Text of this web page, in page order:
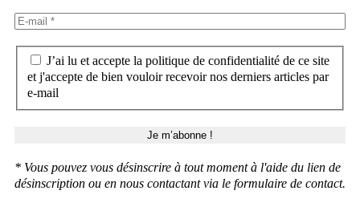
J’ai lu et accepte la politique de confidentialité de ce site
et j'accepte de bien vouloir recevoir nos derniers articles par
e-mail
* Vous pouvez vous désinscrire à tout moment à l'aide du lien de
désinscription ou en nous contactant via le formulaire de contact.